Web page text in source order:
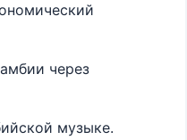
через
музыке.